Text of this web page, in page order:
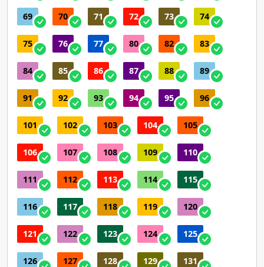
69 70 71 72 73 74
75 76 77 80 82 83
84 85 86 87 88 89
91 92 93 94 95 96
101 102 103 104 105
106 107 108 109 110
111 112 113 114 115
116 117 118 119 120
121 122 123 124 125
126 127 128 129 131